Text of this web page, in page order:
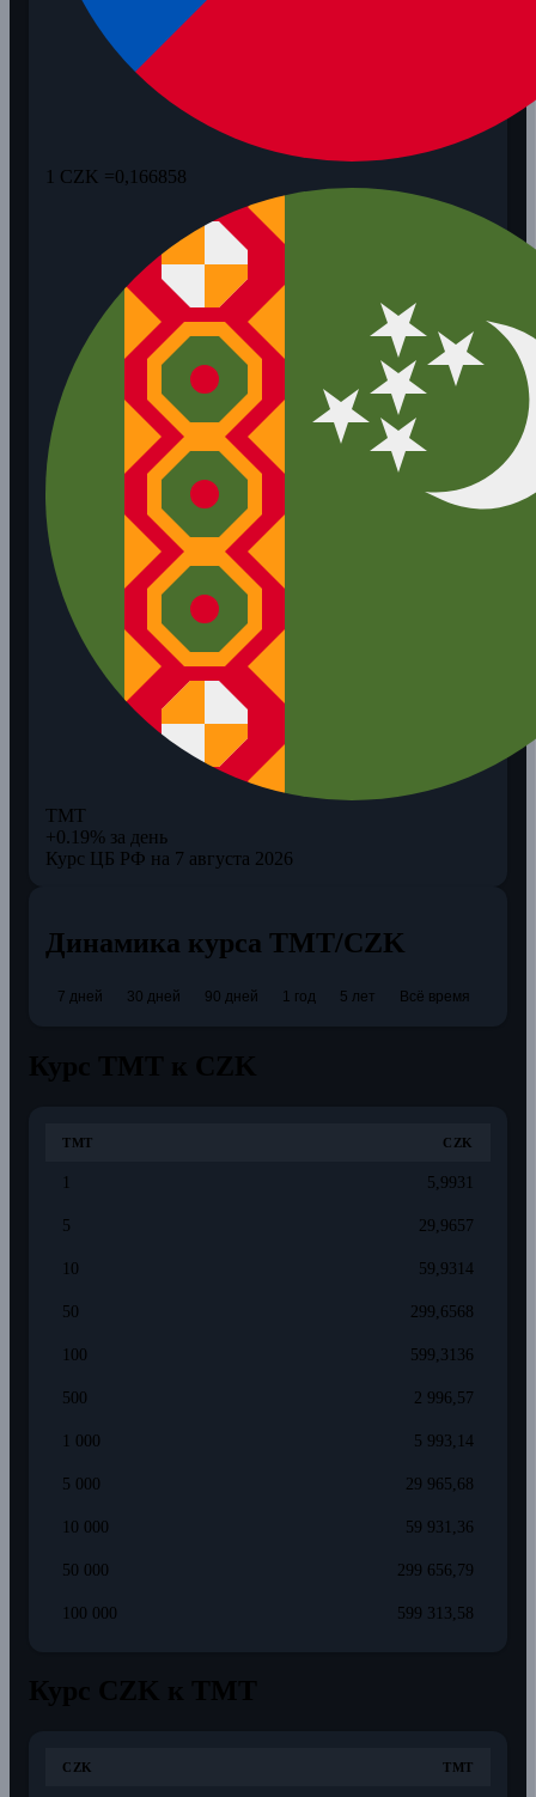
1 CZK =0,166858
TMT
+0.19% за день
Курс ЦБ РФ на 7 августа 2026
Динамика курса TMT/CZK
7 дней 30 дней 90 дней 1 год 5 лет Всё время
TMT CZK
1 5,9931
5 29,9657
10 59,9314
50 299,6568
100 599,3136
500 2 996,57
1 000 5 993,14
5 000 29 965,68
10 000 59 931,36
50 000 299 656,79
100 000 599 313,58
CZK TMT